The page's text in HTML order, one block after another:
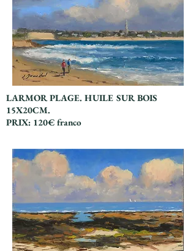
LARMOR PLAGE. HUILE SUR BOIS
15X20CM.
PRIX: 120€ franco